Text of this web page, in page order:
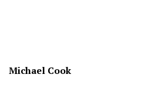
Michael Cook